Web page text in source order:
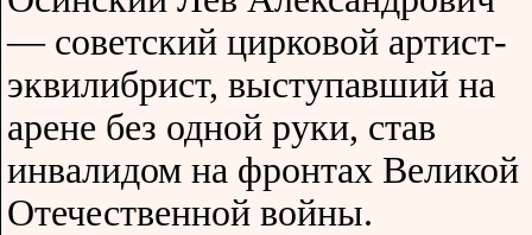
— советский цирковой артист-
эквилибрист, выступавший на
арене без одной руки, став
инвалидом на фронтах Великой
Отечественной войны.